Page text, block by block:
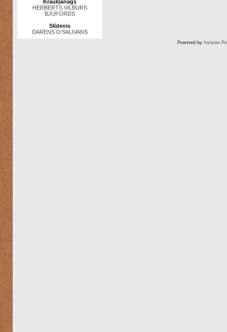
Kraukļanags
HERBERTS VILBURS
BJŪFORDS
Slīdenis
DARENS O’SALIVANS
Powered by Invision